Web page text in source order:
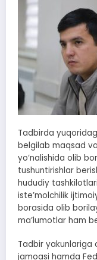
Tadbirda
belgilab maqsad
yo‘nalishida olib
tushuntirishlar
hududiy
iste’molchilik
borasida olib
ma’lumotlar ham
Tadbir yakunlariga
jamoasi hamda